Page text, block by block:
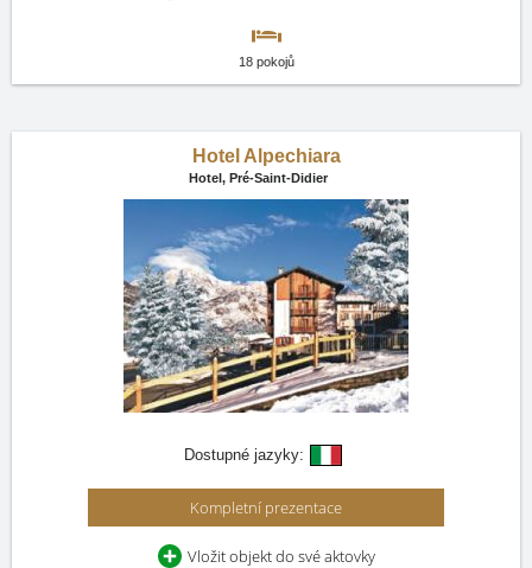
18 pokojů
Hotel Alpechiara
Hotel, Pré-Saint-Didier
Dostupné jazyky:
Kompletní prezentace
Vložit objekt do své aktovky